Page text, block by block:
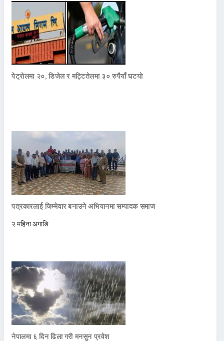
पेट्रोलमा २०, डिजेल र मट्टितेलमा ३० रुपैयाँ घटयो
पत्रकारलाई जिम्मेवार बनाउने अभियानमा सम्पादक समाज
२ महिना अगाडि
नेपालमा ६ दिन ढिला गरी मनसुन प्रवेश